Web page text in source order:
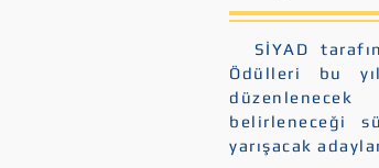
SİYAD
Ödülleri bu
belirleneceği
yarışacak